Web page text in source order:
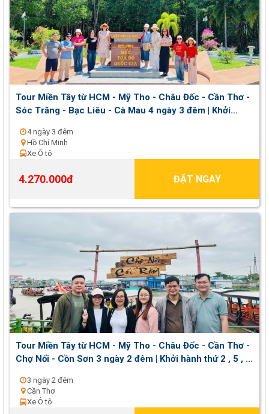
Tour Miền Tây từ HCM - Mỹ Tho - Châu Đốc - Cần Thơ -
Sóc Trăng - Bạc Liêu - Cà Mau 4 ngày 3 đêm | Khởi
4 ngày 3 đêm
Hồ Chí Minh
Xe Ô tô
4.270.000đ ĐẶT NGAY
Tour Miền Tây từ HCM - Mỹ Tho - Châu Đốc - Cần Thơ -
Chợ Nổi - Cồn Sơn 3 ngày 2 đêm | Khởi hành thứ 2 , 5 , 7
3 ngày 2 đêm
Cần Thơ
Xe Ô tô